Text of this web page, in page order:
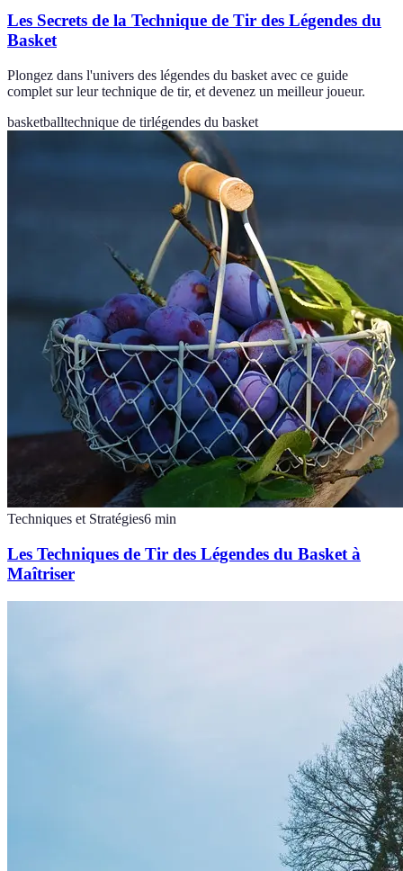
Les Secrets de la Technique de Tir des Légendes du
Basket
Plongez dans l'univers des légendes du basket avec ce guide
complet sur leur technique de tir, et devenez un meilleur joueur.
basketballtechnique de tirlégendes du basket
Techniques et Stratégies6 min
Les Techniques de Tir des Légendes du Basket à
Maîtriser